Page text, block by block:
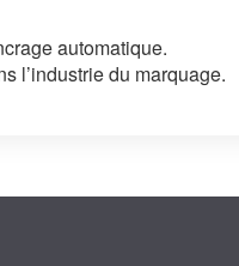
automatique.
l’industrie du marquage.